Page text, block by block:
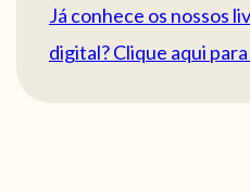
Já conhece os nossos
digital? Clique aqui